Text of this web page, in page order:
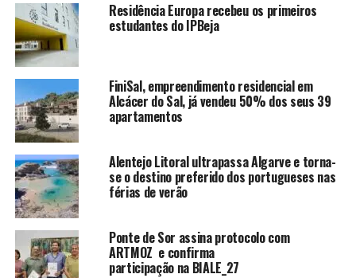
Residência Europa recebeu os primeiros
estudantes do IPBeja
FiniSal, empreendimento residencial em
Alcácer do Sal, já vendeu 50% dos seus 39
apartamentos
Alentejo Litoral ultrapassa Algarve e torna-
se o destino preferido dos portugueses nas
férias de verão
Ponte de Sor assina protocolo com
ARTMOZ e confirma
participação na BIALE_27